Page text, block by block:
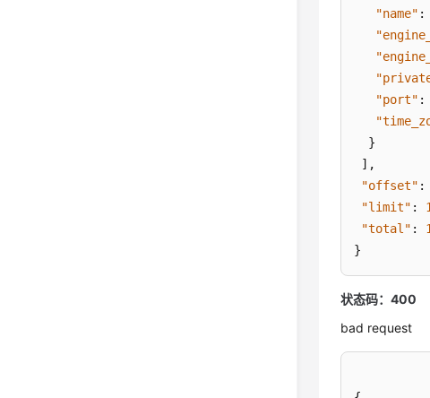
"name" :
"port" :
}
] ,
"offset" :
"limit" :
"total" :
1
}
状态码：400
bad request